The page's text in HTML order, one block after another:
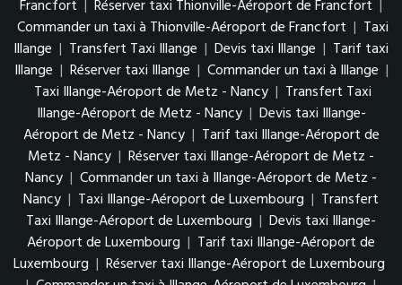
Francfort | Réserver taxi Thionville-Aéroport de Francfort |
Commander un taxi à Thionville-Aéroport de Francfort | Taxi
Illange | Transfert Taxi Illange | Devis taxi Illange | Tarif taxi
Illange | Réserver taxi Illange | Commander un taxi à Illange |
Taxi Illange-Aéroport de Metz - Nancy | Transfert Taxi
Illange-Aéroport de Metz - Nancy | Devis taxi Illange-
Aéroport de Metz - Nancy | Tarif taxi Illange-Aéroport de
Metz - Nancy | Réserver taxi Illange-Aéroport de Metz -
Nancy | Commander un taxi à Illange-Aéroport de Metz -
Nancy | Taxi Illange-Aéroport de Luxembourg | Transfert
Taxi Illange-Aéroport de Luxembourg | Devis taxi Illange-
Aéroport de Luxembourg | Tarif taxi Illange-Aéroport de
Luxembourg | Réserver taxi Illange-Aéroport de Luxembourg